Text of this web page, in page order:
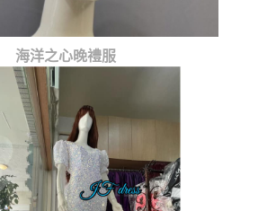
海洋之心晚禮服